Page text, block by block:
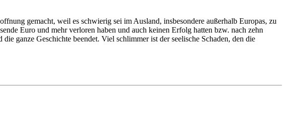
gemacht, weil es schwierig sei im Ausland, insbesondere außerhalb Europas, zu
Euro und mehr verloren haben und auch keinen Erfolg hatten bzw. nach zehn
ganze Geschichte beendet. Viel schlimmer ist der seelische Schaden, den die